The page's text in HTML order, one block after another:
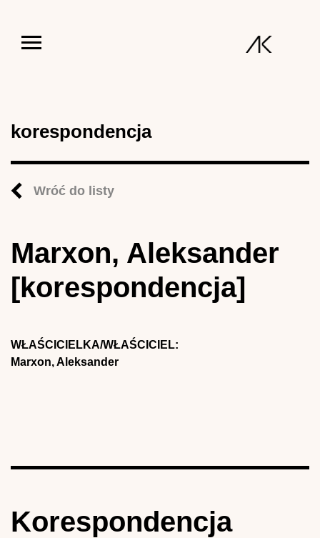
korespondencja
Wróć do listy
Marxon, Aleksander
[korespondencja]
WŁAŚCICIELKA/WŁAŚCICIEL:
Marxon, Aleksander
Korespondencja